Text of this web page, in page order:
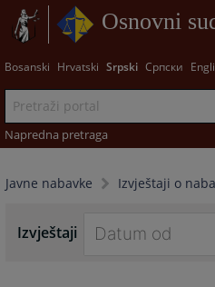
Osnovni
Bosanski Hrvatski Srpski Српски
Napredna pretraga
Javne nabavke Izvještaji o
Izvještaji